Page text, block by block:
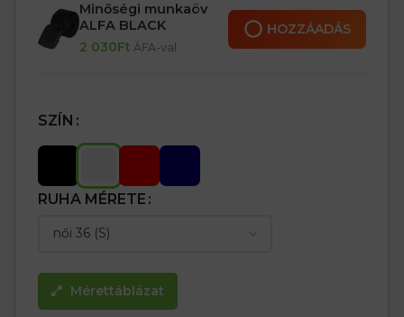
Minőségi munkaöv
ALFA BLACK
2 030Ft ÁFA-val
HOZZÁADÁS
SZÍN
RUHA MÉRETE
Mérettáblázat